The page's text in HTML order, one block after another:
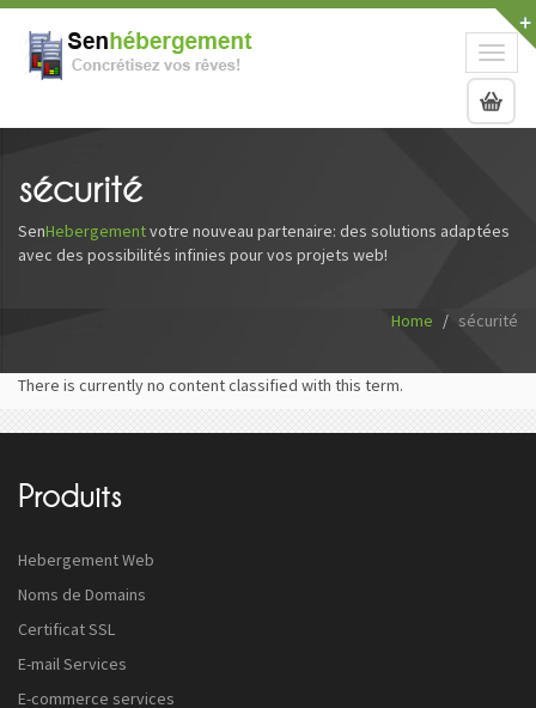
sécurité
SenHebergementvotre nouveau partenaire: des solutions adaptées
avec des possibilités infinies pour vos projets web!
Home sécurité
There is currently no content classified with this term.
Produits
Hebergement Web
Noms de Domains
Certificat SSL
E-mail Services
E-commerce services